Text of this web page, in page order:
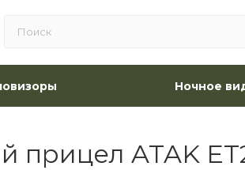
Ночное
прицел ATAK